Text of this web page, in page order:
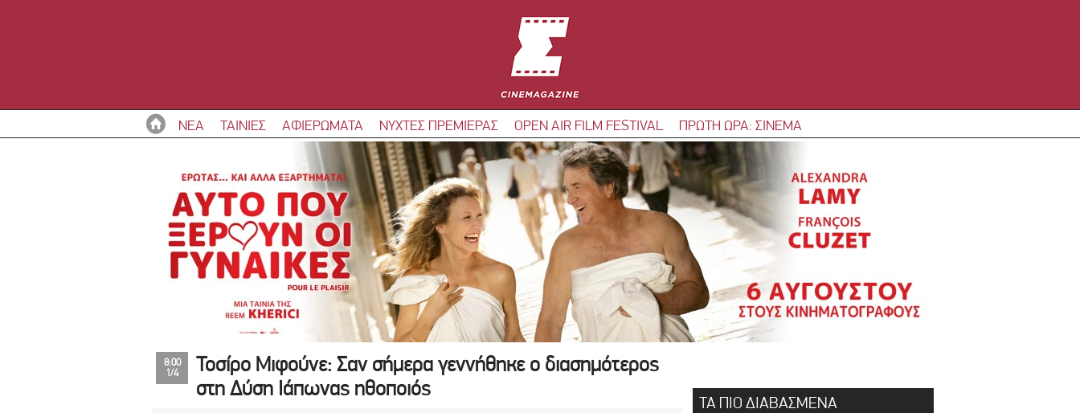
ΝΕΑ ΤΑΙΝΙΕΣ ΑΦΙΕΡΩΜΑΤΑ ΝΥΧΤΕΣ ΠΡΕΜΙΕΡΑΣ OPEN AIR FILM FESTIVAL ΠΡΩΤΗ ΩΡΑ: ΣΙΝΕΜΑ
8:00
1/4
Τοσίρο Μιφούνε: Σαν σήμερα γεννήθηκε ο διασημότερος
στη Δύση Ιάπωνας ηθοποιός
ΤΑ ΠΙΟ ΔΙΑΒΑΣΜΕΝΑ